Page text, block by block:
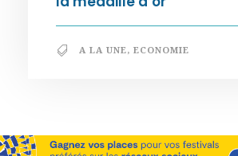
A LA UNE, ECONOMIE